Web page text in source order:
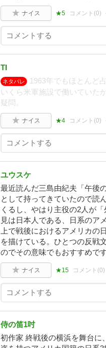
ナイス ★5 コメント(0)
TI
ネタバレ
1963年でもほとんど
いくら米軍施設で働いていた
疑問。
ナイス ★4 コメント(0)
ユウスケ
最近読んだ三島由紀夫「午後
として持ってきていたので読
くるし、やはり主役の2人が
見は日本人である、日系のア
上で戦後におけるアメリカの
を描けている。ひとつの反戦
のでその意味でもおすすめです
ナイス ★15 コメント(0)
侍の笛1吋
初作家 終戦後の横浜を舞台に